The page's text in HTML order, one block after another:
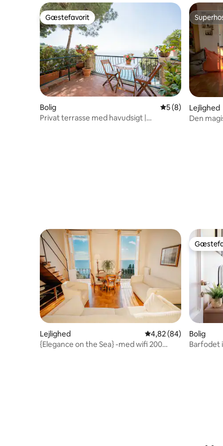
Gæstefavorit
Gæstefavorit
Bolig 5 ud af 5 i
5 (8)
Privat terrasse med havudsigt |
Lejlighed
Den
Lejlighed 4,82 ud af 5 i
4,82 (84)
{Elegance on the Sea} -med wifi 200
Bolig
Barfodet